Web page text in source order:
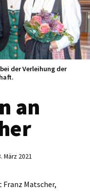
der Verleihung der
an
März 2021
Franz Matscher,